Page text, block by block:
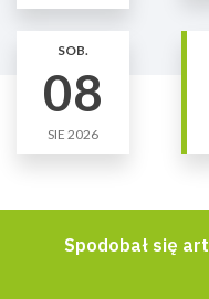
SOB.
08
SIE 2026
Spodobał się